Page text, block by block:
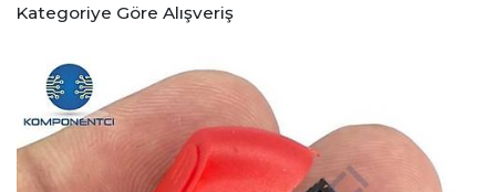
Kategoriye Göre Alışveriş